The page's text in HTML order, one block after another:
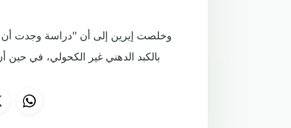
وخلصت إيرين إلى أن "دراسة وجدت
بالكبد الدهني غير الكحولي، في حين